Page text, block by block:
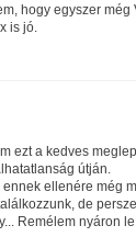
hogy egyszer
is jó.
ezt a kedves
útján.
ellenére még
de
Remélem nyáron